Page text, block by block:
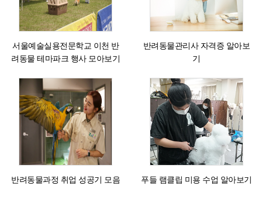
서울예술실용전문학교 이천 반
려동물 테마파크 행사 모아보기
반려동물관리사 자격증 알아보
기
반려동물과정 취업 성공기 모음 푸들 램클립 미용 수업 알아보기